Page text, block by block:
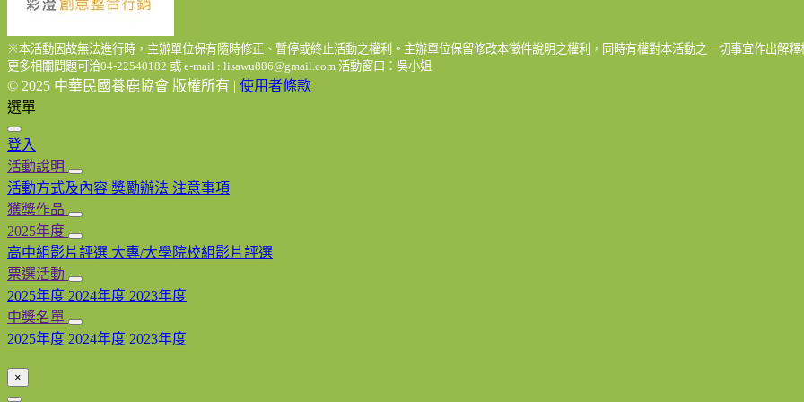
※本活動因故無法進行時，主辦單位保有隨時修正、暫停或終止活動之權利。主辦單位保留修改本徵件說明之權利，同時有權對本活動之一切事宜作出解釋
更多相關問題可洽04-22540182 或 e-mail : lisawu886@gmail.com 活動窗口：吳小姐
© 2025 中華民國養鹿協會 版權所有 | 使用者條款
選單
登入
活動說明
活動方式及內容 獎勵辦法 注意事項
獲獎作品
2025年度
高中組影片評選 大專/大學院校組影片評選
票選活動
2025年度 2024年度 2023年度
中獎名單
2025年度 2024年度 2023年度
×